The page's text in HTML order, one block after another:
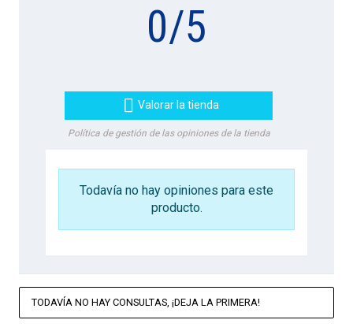
0/5
 Valorar la tienda
Política de gestión de las opiniones de la tienda
Todavía no hay opiniones para este
producto.
TODAVÍA NO HAY CONSULTAS, ¡DEJA LA PRIMERA!